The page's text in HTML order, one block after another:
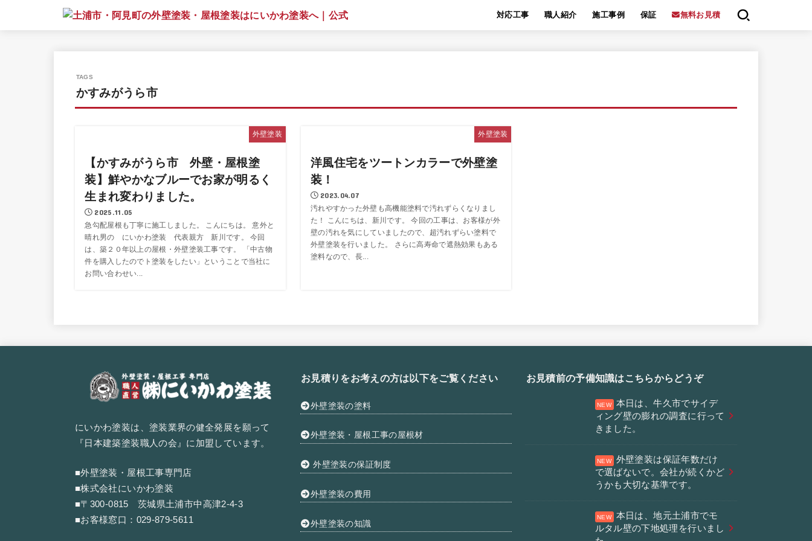
対応工事 職人紹介 施工事例 保証 無料お見積
かすみがうら市
外壁塗装
【かすみがうら市 外壁・屋根塗
装】鮮やかなブルーでお家が明るく
生まれ変わりました。
2025.11.05
急勾配屋根も丁寧に施工しました。 こんにちは。 意外と
晴れ男の にいかわ塗装 代表親方 新川です。 今回
は、築２０年以上の屋根・外壁塗装工事です。 「中古物
件を購入したのでト塗装をしたい」ということで当社に
お問い合わせい...
外壁塗装
洋風住宅をツートンカラーで外壁塗
装！
2023.04.07
汚れやすかった外壁も高機能塗料で汚れずらくなりまし
た！ こんにちは、新川です。 今回の工事は、お客様が外
壁の汚れを気にしていましたので、超汚れずらい塗料で
外壁塗装を行いました。 さらに高寿命で遮熱効果もある
塗料なので、長...
にいかわ塗装は、塗装業界の健全発展を願って
『 日本建築塗装職人の会 』に加盟しています。
■外壁塗装・屋根工事専門店
■株式会社にいかわ塗装
■〒300-0815 茨城県土浦市中高津2-4-3
■お客様窓口： 029-879-5611
お見積りをお考えの方は以下をご覧ください
外壁塗装の塗料
外壁塗装・屋根工事の屋根材
外壁塗装の保証制度
外壁塗装の費用
外壁塗装の知識
お見積前の予備知識はこちらからどうぞ
本日は、牛久市でサイデ
ィング壁の膨れの調査に行って
きました。
外壁塗装は保証年数だけ
で選ばないで。会社が続くかど
うかも大切な基準です。
本日は、地元土浦市でモ
ルタル壁の下地処理を行いまし